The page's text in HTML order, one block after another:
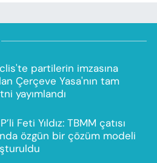
partilerin imzasına
Çerçeve Yasa'nın tam
yayımlandı
Feti Yıldız: TBMM çatısı
özgün bir çözüm modeli